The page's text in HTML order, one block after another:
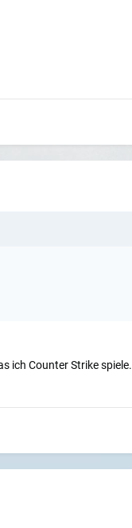
ich Counter Strike spiele.